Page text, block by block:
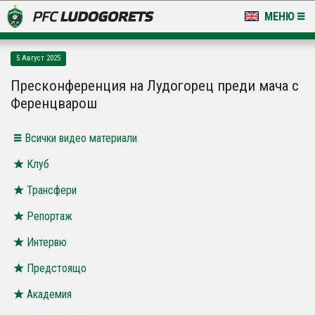
МЕНЮ
LUDOGORETS TV
НА ТЕРЕНА
СТАДИОН & БАЗИ
5 Август 2025
Пресконференция на Лудогорец преди мача с
Ференцварош
Всички видео материали
Клуб
Трансфери
Репортаж
Интервю
Предстоящо
Академия